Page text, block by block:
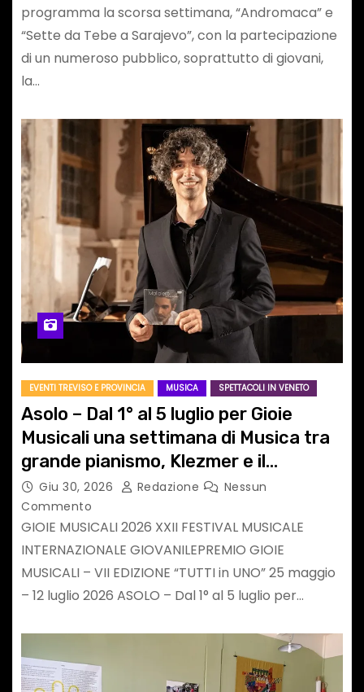
programma la scorsa settimana, “Andromaca” e
“Sette da Tebe a Sarajevo”, con la partecipazione
di un numeroso pubblico, soprattutto di giovani,
la…
EVENTI TREVISO E PROVINCIA MUSICA SPETTACOLI IN VENETO
Asolo – Dal 1° al 5 luglio per Gioie
Musicali una settimana di Musica tra
grande pianismo, Klezmer e il
concerto all’alba
Giu 30, 2026 Redazione
Nessun
Commento
GIOIE MUSICALI 2026 XXII FESTIVAL MUSICALE
INTERNAZIONALE GIOVANILEPREMIO GIOIE
MUSICALI – VII EDIZIONE “TUTTI in UNO” 25 maggio
– 12 luglio 2026 ASOLO – Dal 1° al 5 luglio per…